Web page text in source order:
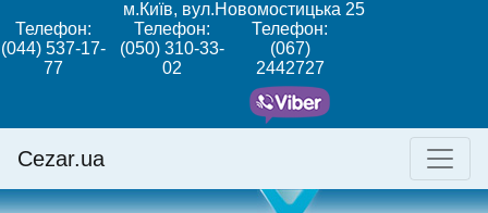
м.Київ, вул.Новомостицька 25
Телефон:
(044) 537-17-
77
Телефон:
(050) 310-33-
02
Телефон:
(067)
2442727
Cezar.ua